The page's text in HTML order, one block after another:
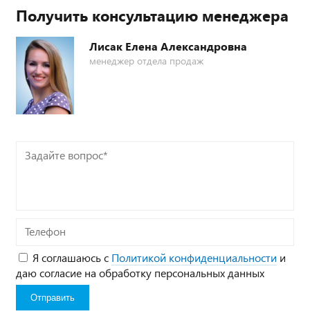
Получить консультацию менеджера
Лисак Елена Александровна
менеджер отдела продаж
Задайте
вопрос*
Телефон
Я соглашаюсь с Политикой конфиденциальности и
даю согласие на обработку персональных данных